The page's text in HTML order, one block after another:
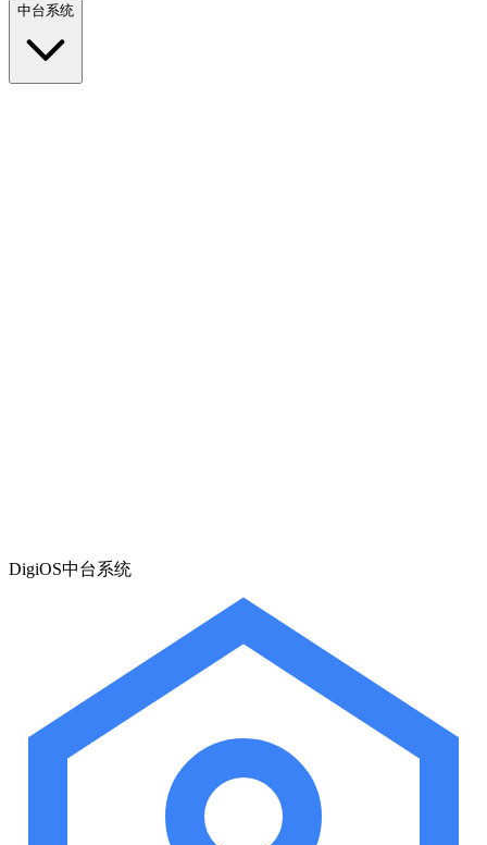
中台系统
DigiOS中台系统